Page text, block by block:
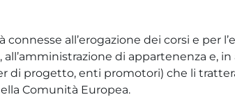
all’erogazione dei corsi e per
di appartenenza e, in
di progetto, enti promotori) che li
Comunità Europea.